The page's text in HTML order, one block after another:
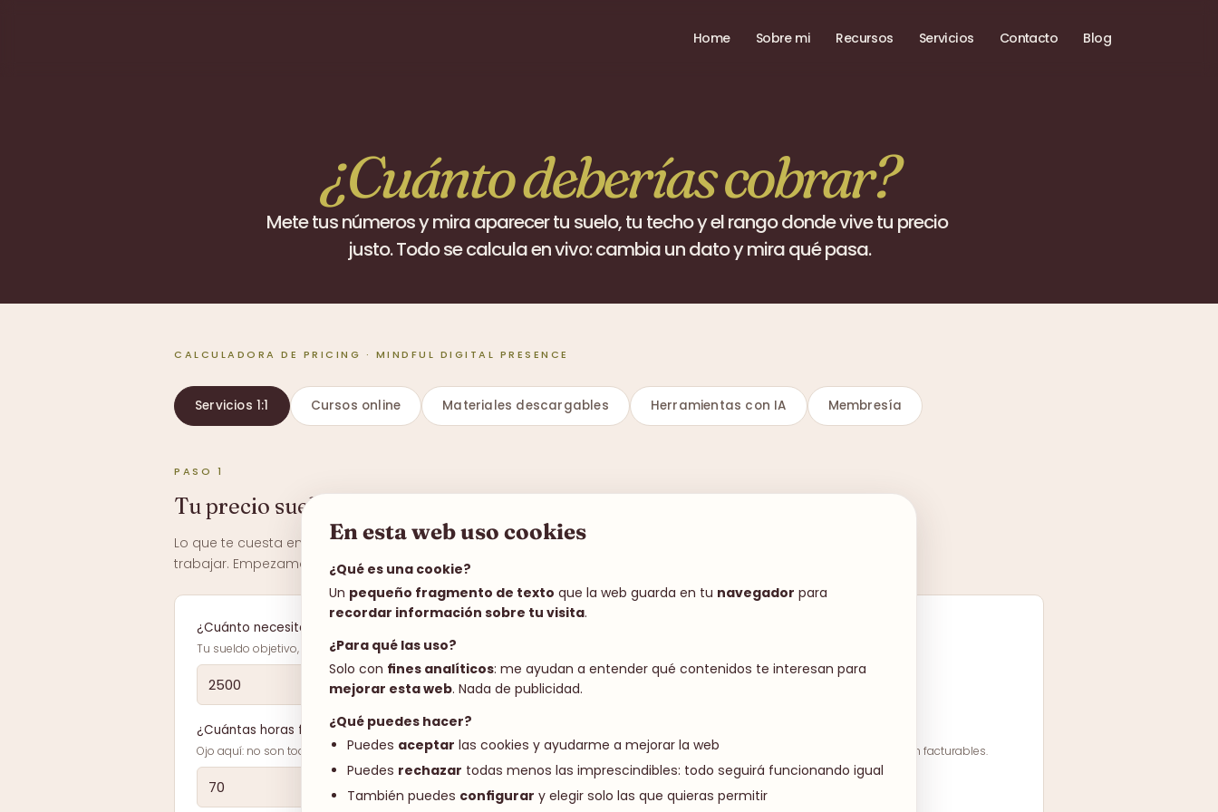
Home Sobre mi Recursos Servicios Contacto Blog
¿Cuánto deberías cobrar?
Mete tus números y mira aparecer tu suelo, tu techo y el rango donde vive tu precio
justo. Todo se calcula en vivo: cambia un dato y mira qué pasa.
En esta web uso cookies
¿Qué es una cookie?
Un pequeño fragmento de texto que la web guarda en tu navegador para
recordar información sobre tu visita.
¿Para qué las uso?
Solo con fines analíticos: me ayudan a entender qué contenidos te interesan para
mejorar esta web. Nada de publicidad.
¿Qué puedes hacer?
Puedes aceptar las cookies y ayudarme a mejorar la web
Puedes rechazar todas menos las imprescindibles: todo seguirá funcionando igual
También puedes configurar y elegir solo las que quieras permitir